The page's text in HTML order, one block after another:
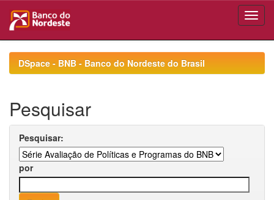
navigationDSpace - BNB - Banco do Nordeste do Brasil
Pesquisar
Pesquisar:
por